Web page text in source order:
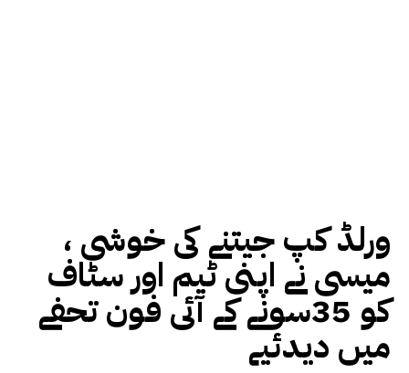
ورلڈ کپ جیتنے کی خوشی ،
میسی نے اپنی ٹیم اور سٹاف
کو 35سونے کے آئی فون تحفے
میں دیدئیے